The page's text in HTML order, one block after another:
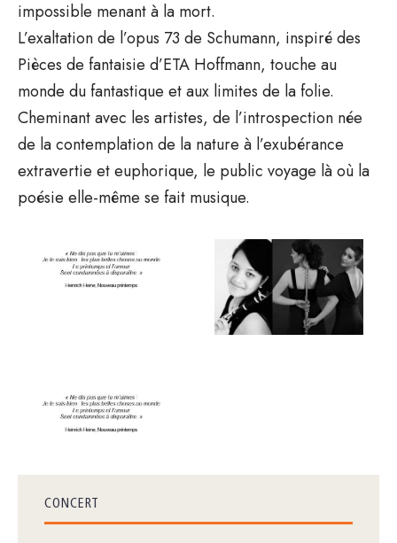
impossible menant à la mort.
L’exaltation de l’opus 73 de Schumann, inspiré des
Pièces de fantaisie d’ETA Hoffmann, touche au
monde du fantastique et aux limites de la folie.
Cheminant avec les artistes, de l’introspection née
de la contemplation de la nature à l’exubérance
extravertie et euphorique, le public voyage là où la
poésie elle-même se fait musique.
CONCERT